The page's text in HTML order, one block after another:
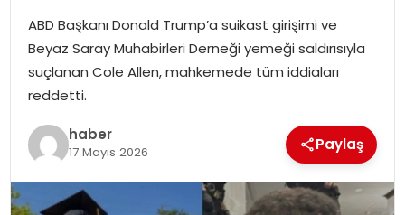
SPOR
MAGAZIN
EĞITIM
OTOMOBIL
ABD Başkanı Donald Trump’a suikast girişimi ve
Beyaz Saray Muhabirleri Derneği yemeği saldırısıyla
suçlanan Cole Allen, mahkemede tüm iddiaları
reddetti.
haber
17 Mayıs 2026 Paylaş